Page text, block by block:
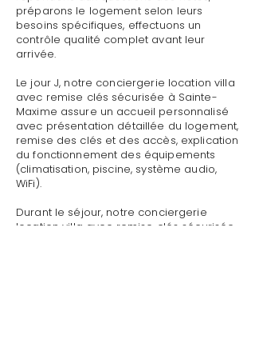
préparons le logement selon leurs
besoins spécifiques, effectuons un
contrôle qualité complet avant leur
arrivée.
Le jour J, notre conciergerie location villa
avec remise clés sécurisée à Sainte-
Maxime assure un accueil personnalisé
avec présentation détaillée du logement,
remise des clés et des accès, explication
du fonctionnement des équipements
(climatisation, piscine, système audio,
WiFi).
Durant le séjour, notre conciergerie
location villa avec remise clés sécurisée